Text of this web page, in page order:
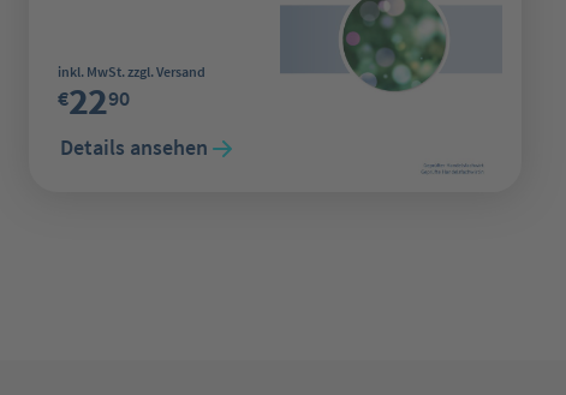
Regulärer Preis:
inkl. MwSt. zzgl. Versand
€2290
Details ansehen